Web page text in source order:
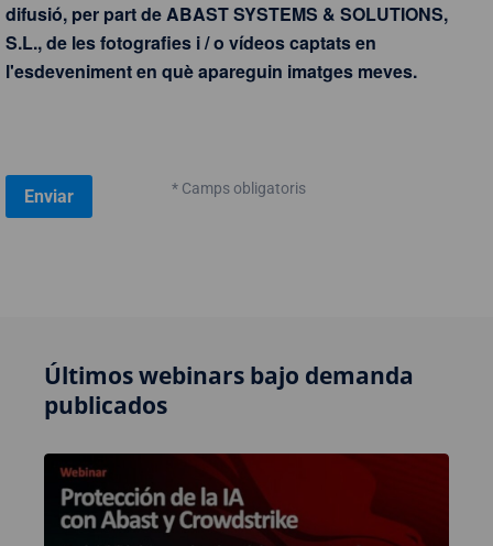
difusió, per part de ABAST SYSTEMS & SOLUTIONS,
S.L., de les fotografies i / o vídeos captats en
l'esdeveniment en què apareguin imatges meves.
* Camps obligatoris
Últimos webinars bajo demanda
publicados